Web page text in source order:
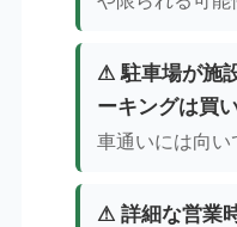
⚠ 駐車場が施
ーキングは買
車通いには向い
⚠ 詳細な営業